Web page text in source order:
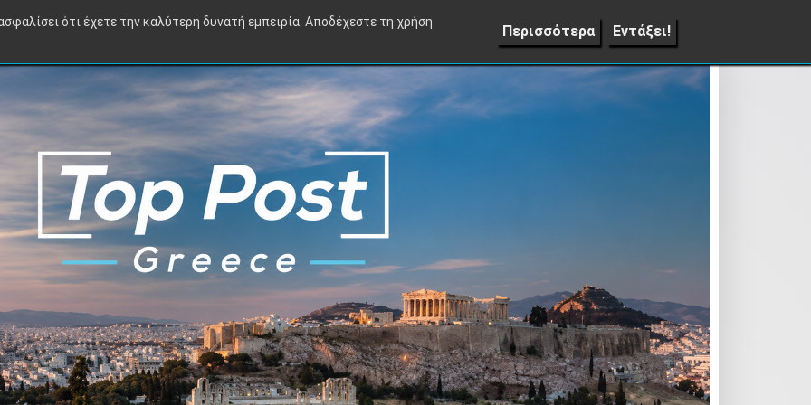
Πολιτική Οικονομία Διεθνή Αθλητικά TV Viral Lifestyle Επικοινωνία
ότι έχετε την καλύτερη δυνατή εμπειρία. Αποδέχεστε τη χρήση
Περισσότερα Εντάξει!